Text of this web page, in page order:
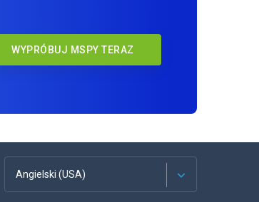
WYPRÓBUJ MSPY TERAZ
Angielski (USA)